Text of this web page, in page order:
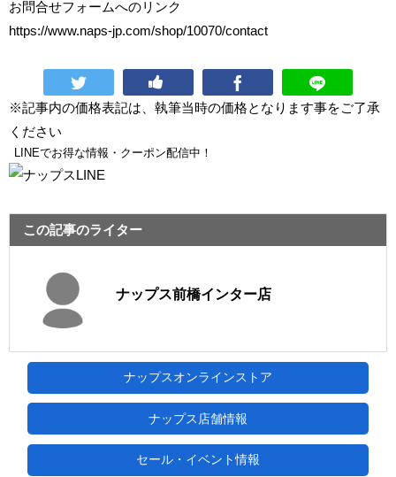
お問合せフォームへのリンク
https://www.naps-jp.com/shop/10070/contact
※記事内の価格表記は、執筆当時の価格となります事をご了承
ください
LINEでお得な情報・クーポン配信中！
この記事のライター
ナップス前橋インター店
ナップスオンラインストア
ナップス店舗情報
セール・イベント情報